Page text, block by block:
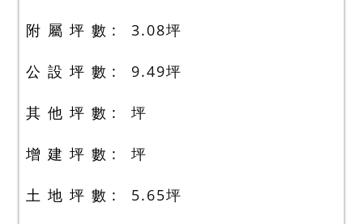
附 屬 坪 數 3.08坪
公 設 坪 數 9.49坪
其 他 坪 數 坪
增 建 坪 數 坪
土 地 坪 數 5.65坪